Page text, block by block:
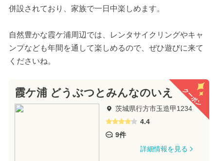
併設されており、家族で一日中楽しめます。
自然豊かな霞ケ浦周辺では、レンタサイクリングやキャ
ンプなども年間を通して楽しめるので、ぜひ遊びに来て
くださいね。
クーポン
霞ケ浦 どうぶつとみんなのいえ
茨城県行方市玉造甲1234
4.4
9件
詳細情報を見る